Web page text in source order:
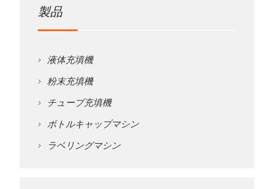
製品
液体充填機
粉末充填機
チューブ充填機
ボトルキャップマシン
ラベリングマシン